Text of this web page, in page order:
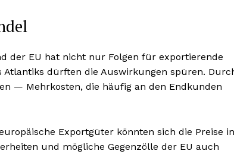
der EU hat nicht nur Folgen für exportierende
Atlantiks dürften die Auswirkungen spüren.
— Mehrkosten, die häufig an den Endkunden
Exportgüter könnten sich die Preise in
und mögliche Gegenzölle der EU auch